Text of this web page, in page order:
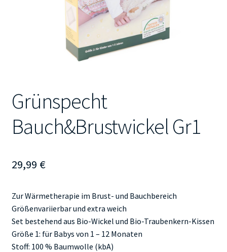
Grünspecht
Bauch&Brustwickel Gr1
29,99 €
Zur Wärmetherapie im Brust- und Bauchbereich
Größenvariierbar und extra weich
Set bestehend aus Bio-Wickel und Bio-Traubenkern-Kissen
Größe 1: für Babys von 1 – 12 Monaten
Stoff: 100 % Baumwolle (kbA)